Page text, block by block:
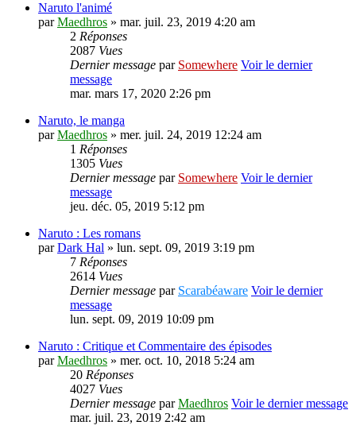
Naruto l'animé
parMaedhros » mar. juil. 23, 2019 4:20 am
2 Réponses
2087 Vues
Dernier message par Somewhere Voir le dernier
message
mar. mars 17, 2020 2:26 pm
Naruto, le manga
parMaedhros » mer. juil. 24, 2019 12:24 am
1 Réponses
1305 Vues
Dernier message par Somewhere Voir le dernier
message
jeu. déc. 05, 2019 5:12 pm
Naruto : Les romans
parDark Hal » lun. sept. 09, 2019 3:19 pm
7 Réponses
2614 Vues
Dernier message par Scarabéaware Voir le dernier
message
lun. sept. 09, 2019 10:09 pm
Naruto : Critique et Commentaire des épisodes
parMaedhros » mer. oct. 10, 2018 5:24 am
20 Réponses
4027 Vues
Dernier message parMaedhros Voir le dernier message
mar. juil. 23, 2019 2:42 am